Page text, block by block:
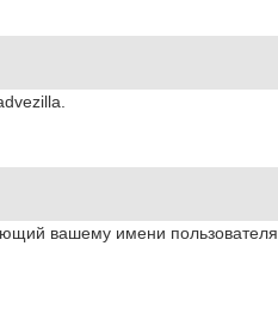
вашему имени пользователя.